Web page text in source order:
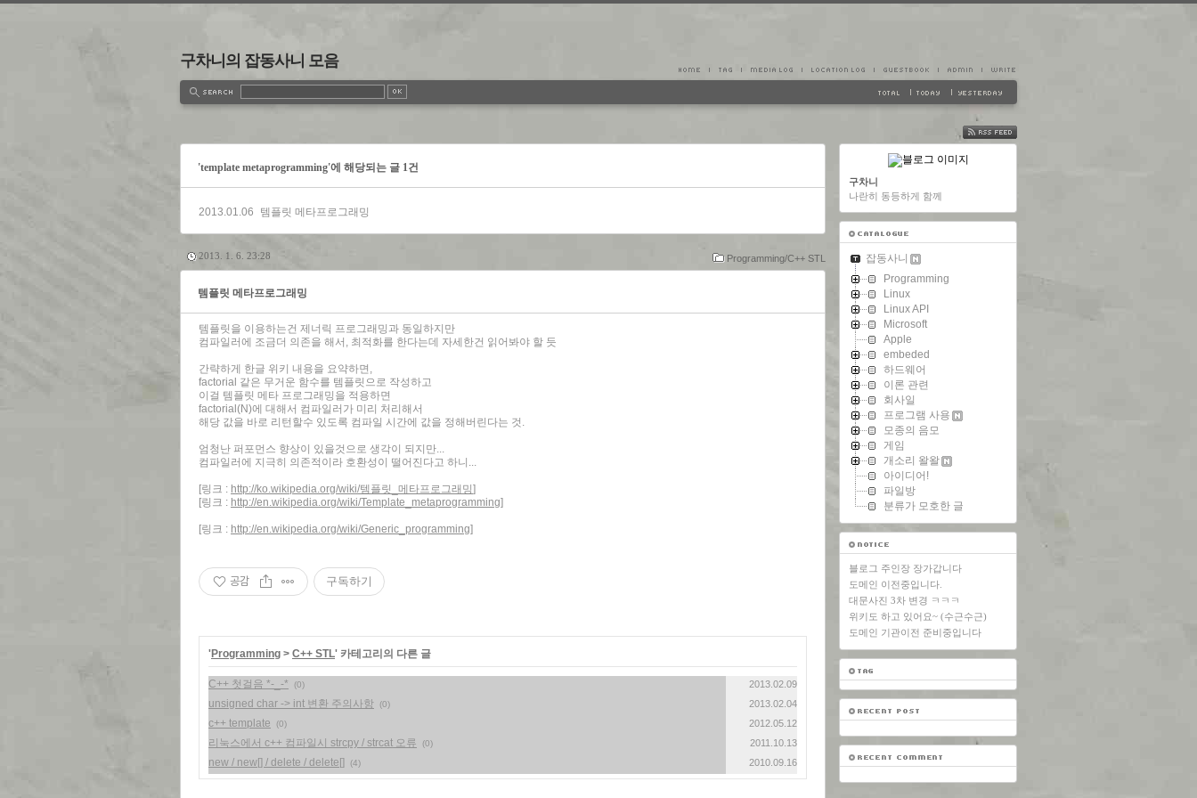
구차니의 잡동사니 모음
'template metaprogramming'에 해당되는 글 1건
2013.01.06 템플릿 메타프로그래밍
Programming/C++ STL
2013. 1. 6. 23:28
템플릿 메타프로그래밍
템플릿을 이용하는건 제너릭 프로그래밍과 동일하지만
컴파일러에 조금더 의존을 해서, 최적화를 한다는데 자세한건 읽어봐야 할 듯
간략하게 한글 위키 내용을 요약하면,
factorial 같은 무거운 함수를 템플릿으로 작성하고
이걸 템플릿 메타 프로그래밍을 적용하면
factorial(N)에 대해서 컴파일러가 미리 처리해서
해당 값을 바로 리턴할수 있도록 컴파일 시간에 값을 정해버린다는 것.
엄청난 퍼포먼스 향상이 있을것으로 생각이 되지만...
컴파일러에 지극히 의존적이라 호환성이 떨어진다고 하니...
[링크 : http://ko.wikipedia.org/wiki/템플릿_메타프로그래밍]
[링크 : http://en.wikipedia.org/wiki/Template_metaprogramming]
[링크 : http://en.wikipedia.org/wiki/Generic_programming]
공감 구독하기
'Programming > C++ STL' 카테고리의 다른 글
C++ 첫걸음 *-_-* (0) 2013.02.09
unsigned char -> int 변환 주의사항 (0) 2013.02.04
c++ template (0) 2012.05.12
리눅스에서 c++ 컴파일시 strcpy / strcat 오류 (0) 2011.10.13
new / new[] / delete / delete[] (4) 2010.09.16
FEED
구차니
나란히 동등하게 함께
잡동사니
Programming
Linux
Linux API
Microsoft
Apple
embeded
하드웨어
이론 관련
회사일
프로그램 사용
모종의 음모
게임
개소리 왈왈
아이디어!
파일방
분류가 모호한 글
블로그 주인장 장가갑니다
도메인 이전중입니다.
대문사진 3차 변경 ㅋㅋㅋ
위키도 하고 있어요~ (수근수근)
도메인 기관이전 준비중입니다